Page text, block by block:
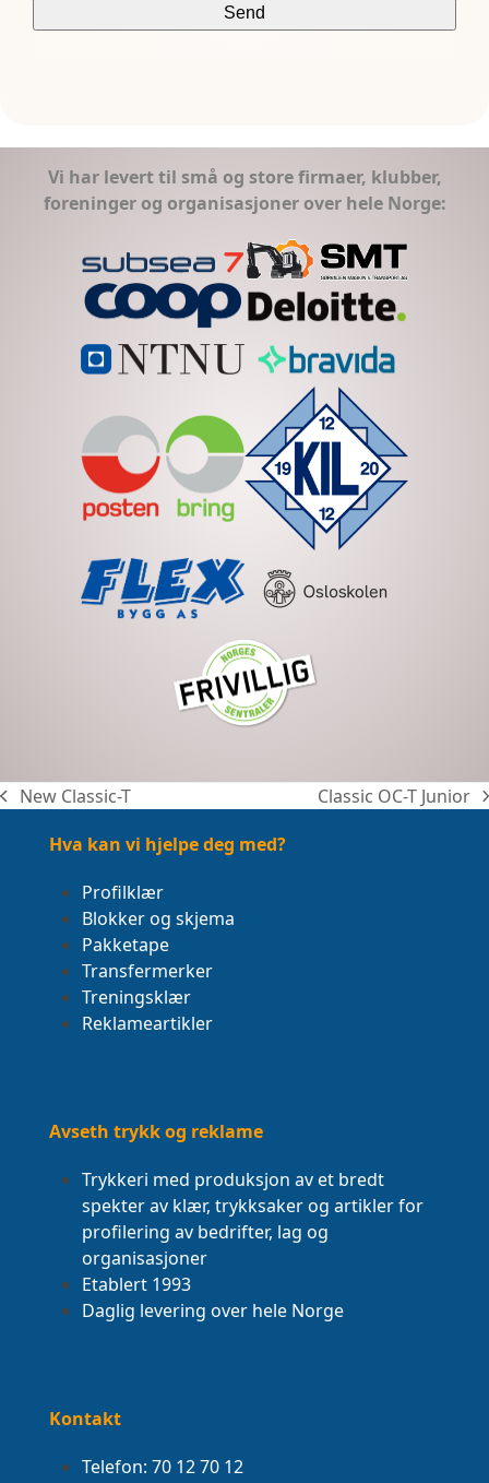
Vi har levert til små og store firmaer, klubber,
foreninger og organisasjoner over hele Norge:
previous
New Classic-T
next
Classic OC-T Junior
Hva kan vi hjelpe deg med?
Profilklær
Blokker og skjema
Pakketape
Transfermerker
Treningsklær
Reklameartikler
Avseth trykk og reklame
Trykkeri med produksjon av et bredt
spekter av klær, trykksaker og artikler for
profilering av bedrifter, lag og
organisasjoner
Etablert 1993
Daglig levering over hele Norge
Kontakt
Telefon: 70 12 70 12